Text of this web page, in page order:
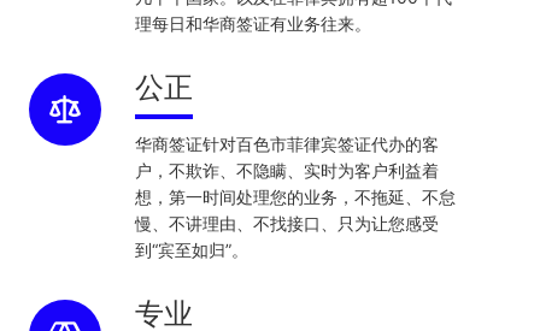
理每日和华商签证有业务往来。
公正
华商签证针对百色市菲律宾签证代办的客
户，不欺诈、不隐瞒、实时为客户利益着
想，第一时间处理您的业务，不拖延、不怠
慢、不讲理由、不找接口、只为让您感受
到“宾至如归”。
专业